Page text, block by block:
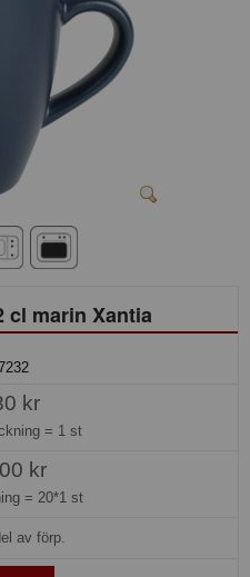
cl marin Xantia
kr
= 1 st
kr
= 20*1 st
av förp.